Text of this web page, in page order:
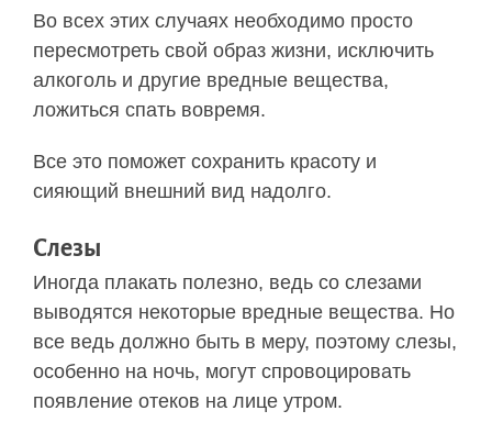
Во всех этих случаях необходимо просто
пересмотреть свой образ жизни, исключить
алкоголь и другие вредные вещества,
ложиться спать вовремя.
Все это поможет сохранить красоту и
сияющий внешний вид надолго.
Слезы
Иногда плакать полезно, ведь со слезами
выводятся некоторые вредные вещества. Но
все ведь должно быть в меру, поэтому слезы,
особенно на ночь, могут спровоцировать
появление отеков на лице утром.